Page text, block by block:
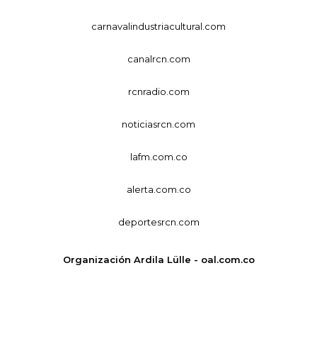
carnavalindustriacultural.com
canalrcn.com
rcnradio.com
noticiasrcn.com
lafm.com.co
alerta.com.co
deportesrcn.com
Organización Ardila Lülle - oal.com.co